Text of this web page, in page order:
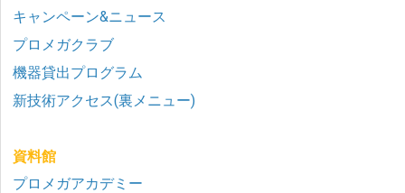
キャンペーン&ニュース
プロメガクラブ
機器貸出プログラム
新技術アクセス(裏メニュー)
資料館
プロメガアカデミー